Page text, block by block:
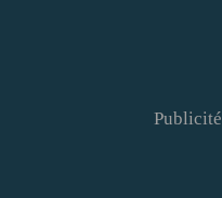
Publicité